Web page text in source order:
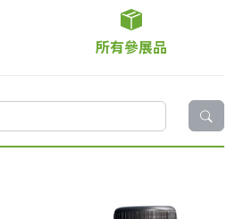
所有參展品